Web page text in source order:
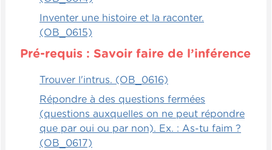
pieds. Éventuellement, c'est beaucoup plus
ludique pour apprendre les lettres de lui
avec ses orteils pleins de peinture rouge,
que les enfants puissent être dehors,
évidemment. Mais c'est quelque chose
d'hyper ludique.
Je répète le processus : il est important de
Inventer une histoire et la raconter.
(OB_0615)
Pré-requis : Savoir faire de l’inférence
Trouver l'intrus. (OB_0616)
Répondre à des questions fermées
(questions auxquelles on ne peut répondre
que par oui ou par non). Ex. : As-tu faim ?
(OB_0617)